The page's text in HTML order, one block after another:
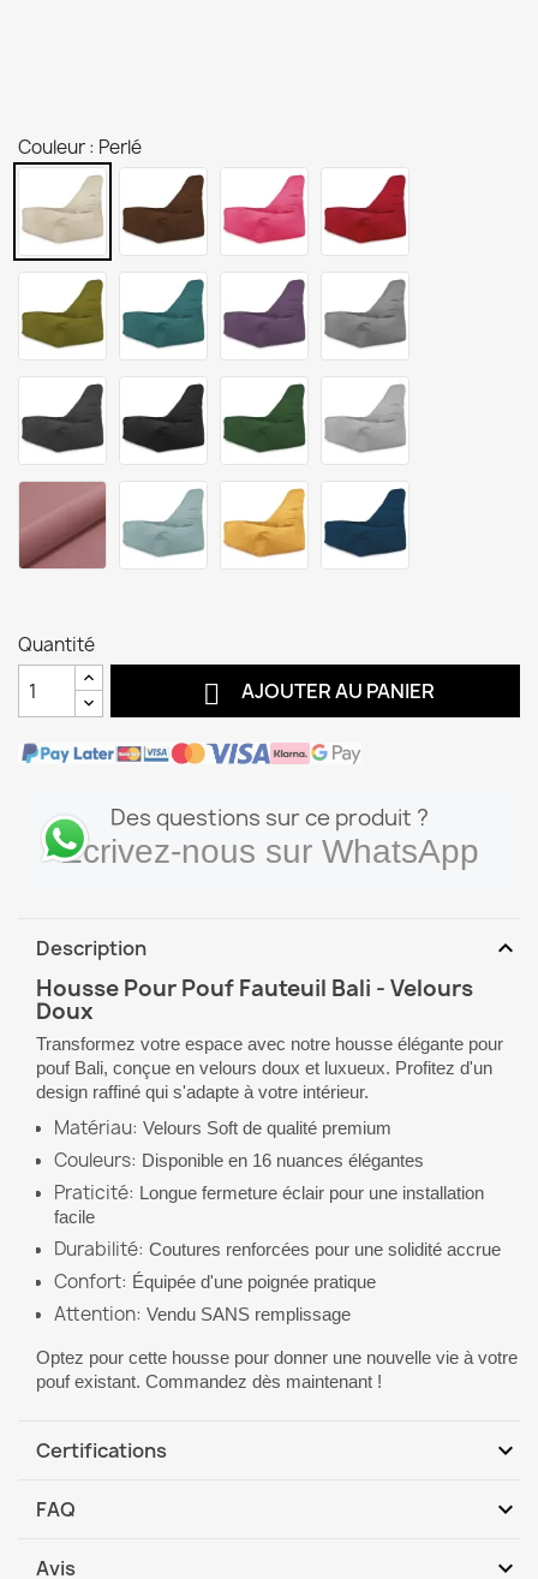
Couleur : Perlé
Quantité
 AJOUTER AU PANIER
Des questions sur ce produit ?
Écrivez-nous sur WhatsApp
Description expand_more
Housse Pour Pouf Fauteuil Bali - Velours
Doux
Transformez votre espace avec notre housse élégante pour
pouf Bali, conçue en velours doux et luxueux. Profitez d'un
design raffiné qui s'adapte à votre intérieur.
Matériau: Velours Soft de qualité premium
Couleurs: Disponible en 16 nuances élégantes
Praticité: Longue fermeture éclair pour une installation
facile
Durabilité: Coutures renforcées pour une solidité accrue
Confort: Équipée d'une poignée pratique
Attention: Vendu SANS remplissage
Optez pour cette housse pour donner une nouvelle vie à votre
pouf existant. Commandez dès maintenant !
Certifications expand_more
Produit sans phtalates, conforme à
FAQ expand_more
La housse convient-elle à mon pouf poire existant ?
Avis expand_more